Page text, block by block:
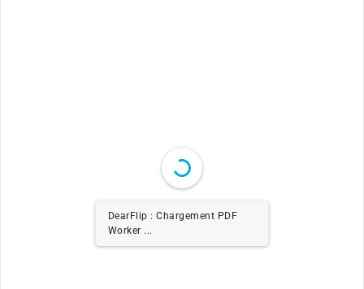
DearFlip : Chargement PDF
Worker ...